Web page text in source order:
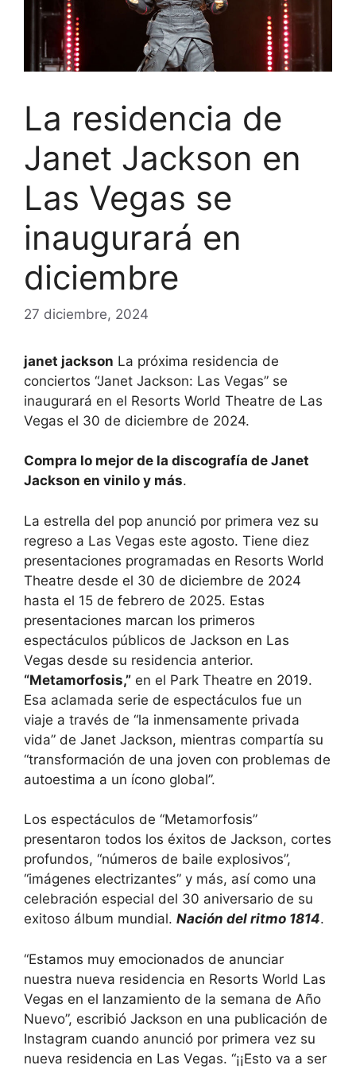
La residencia de
Janet Jackson en
Las Vegas se
inaugurará en
diciembre
27 diciembre, 2024
janet jackson La próxima residencia de
conciertos “Janet Jackson: Las Vegas” se
inaugurará en el Resorts World Theatre de Las
Vegas el 30 de diciembre de 2024.
Compra lo mejor de la discografía de Janet
Jackson en vinilo y más.
La estrella del pop anunció por primera vez su
regreso a Las Vegas este agosto. Tiene diez
presentaciones programadas en Resorts World
Theatre desde el 30 de diciembre de 2024
hasta el 15 de febrero de 2025. Estas
presentaciones marcan los primeros
espectáculos públicos de Jackson en Las
Vegas desde su residencia anterior.
“Metamorfosis,” en el Park Theatre en 2019.
Esa aclamada serie de espectáculos fue un
viaje a través de “la inmensamente privada
vida” de Janet Jackson, mientras compartía su
“transformación de una joven con problemas de
autoestima a un ícono global”.
Los espectáculos de “Metamorfosis”
presentaron todos los éxitos de Jackson, cortes
profundos, “números de baile explosivos”,
“imágenes electrizantes” y más, así como una
celebración especial del 30 aniversario de su
exitoso álbum mundial. Nación del ritmo 1814.
“Estamos muy emocionados de anunciar
nuestra nueva residencia en Resorts World Las
Vegas en el lanzamiento de la semana de Año
Nuevo”, escribió Jackson en una publicación de
Instagram cuando anunció por primera vez su
nueva residencia en Las Vegas. “¡¡Esto va a ser